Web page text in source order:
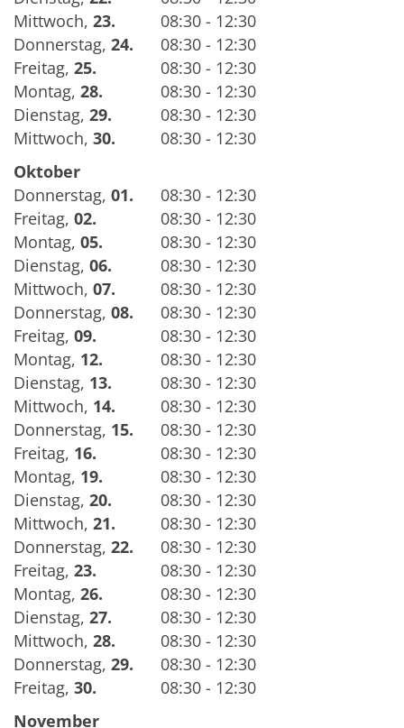
Mittwoch, 23.
08:30 - 12:30
Donnerstag, 24.
08:30 - 12:30
Freitag, 25.
08:30 - 12:30
Montag, 28.
08:30 - 12:30
Dienstag, 29.
08:30 - 12:30
Mittwoch, 30.
08:30 - 12:30
Oktober
Donnerstag, 01.
08:30 - 12:30
Freitag, 02.
08:30 - 12:30
Montag, 05.
08:30 - 12:30
Dienstag, 06.
08:30 - 12:30
Mittwoch, 07.
08:30 - 12:30
Donnerstag, 08.
08:30 - 12:30
Freitag, 09.
08:30 - 12:30
Montag, 12.
08:30 - 12:30
Dienstag, 13.
08:30 - 12:30
Mittwoch, 14.
08:30 - 12:30
Donnerstag, 15.
08:30 - 12:30
Freitag, 16.
08:30 - 12:30
Montag, 19.
08:30 - 12:30
Dienstag, 20.
08:30 - 12:30
Mittwoch, 21.
08:30 - 12:30
Donnerstag, 22.
08:30 - 12:30
Freitag, 23.
08:30 - 12:30
Montag, 26.
08:30 - 12:30
Dienstag, 27.
08:30 - 12:30
Mittwoch, 28.
08:30 - 12:30
Donnerstag, 29.
08:30 - 12:30
Freitag, 30.
08:30 - 12:30
November